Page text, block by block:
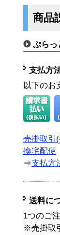
商品
ぷらっ
支払方
以下のお
売掛取引
換宅配便
⇒支払方
送料に
1つのご
※売掛取